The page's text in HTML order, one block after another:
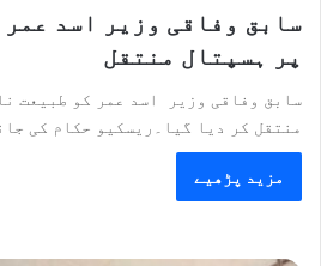
سابق وفاقی وزیر اسد
پر ہسپتال منتقل
سابق وفاقی وزیر اسد عمر کو طبیعت
منتقل کر دیا گیا۔ریسکیو حکام کی
مزید پڑھیے